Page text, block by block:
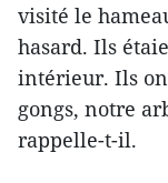
visité le
hasard. Ils
intérieur. Ils
gongs, notre
rappelle-t-il.